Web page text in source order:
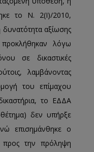
το Ν. 2(I)/2010,
αξίωσης
λόγω
σε δικαστικές
λαμβάνοντας
του επίμαχου
το ΕΔΔΑ
δεν υπήρξε
επισημάνθηκε ο
προς την πρόληψη